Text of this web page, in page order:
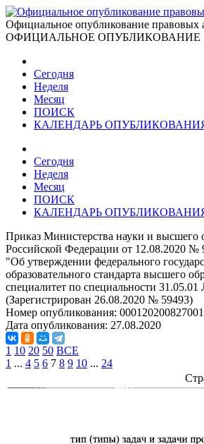
Официальное опубликование правовых
ОФИЦИАЛЬНОЕ ОПУБЛИКОВАНИЕ
Сегодня
Неделя
Месяц
ПОИСК
КАЛЕНДАРЬ
Сегодня
Неделя
Месяц
ПОИСК
КАЛЕНДАРЬ
Приказ Министерства науки и высшего
Российской Федерации от 12.08.2020 №
"Об утверждении федерального
образовательного стандарта высшего
специалитет по специальности 31.05.01
(Зарегистрирован 26.08.2020 № 59493)
Номер опубликования:
Дата опубликования: 27.08.2020
1 10 20 50 ВСЕ
1 ... 4 5 6 7 8 9 10 ... 24